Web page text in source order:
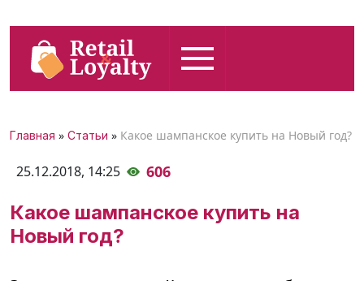
Главная » Статьи » Какое шампанское купить на Новый год?
25.12.2018, 14:25 606
Какое шампанское купить на
Новый год?